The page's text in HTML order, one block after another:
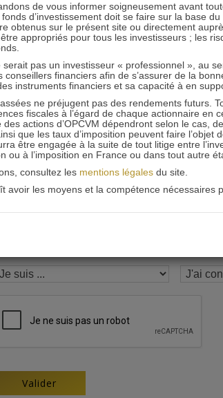
RESTER
Recevoir nos
de vous informer soigneusement avant
d’investissement doit se faire sur la base
obtenus sur le présent site ou directement
appropriés pour tous les investisseurs ; les
serait pas un investisseur « professionnel », au
conseillers financiers afin de s’assurer de la
instruments financiers et sa capacité à en
ne préjugent pas des rendements futurs.
fiscales à l’égard de chaque actionnaire en
actions d’OPCVM dépendront selon le cas,
que les taux d’imposition peuvent faire
être engagée à la suite de tout litige entre
ou à l’imposition en France ou dans tout autre
consultez les mentions légalesdu site.
avoir les moyens et la compétence nécessaires